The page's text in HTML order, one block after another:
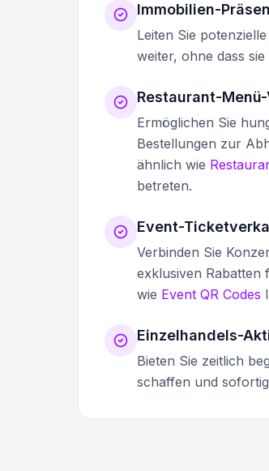
Immobilien-
Leiten Sie
weiter, ohne dass
Restaurant-
Ermöglichen Sie
Bestellungen zur
ähnlich wie
betreten.
Event-
Verbinden Sie
exklusiven Rabatten
wie Event QR Codes
Einzelhandels-
Bieten Sie zeitlich
schaffen und